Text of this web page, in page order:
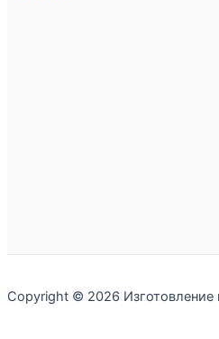
Copyright © 2026 Изготовление